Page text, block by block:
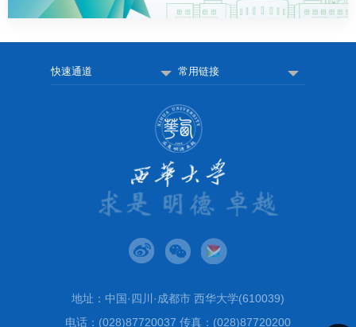
快速通道 常用链接
地址：中国·四川·成都市 西华大学(610039)
电话：(028)87720037 传真：(028)87720200